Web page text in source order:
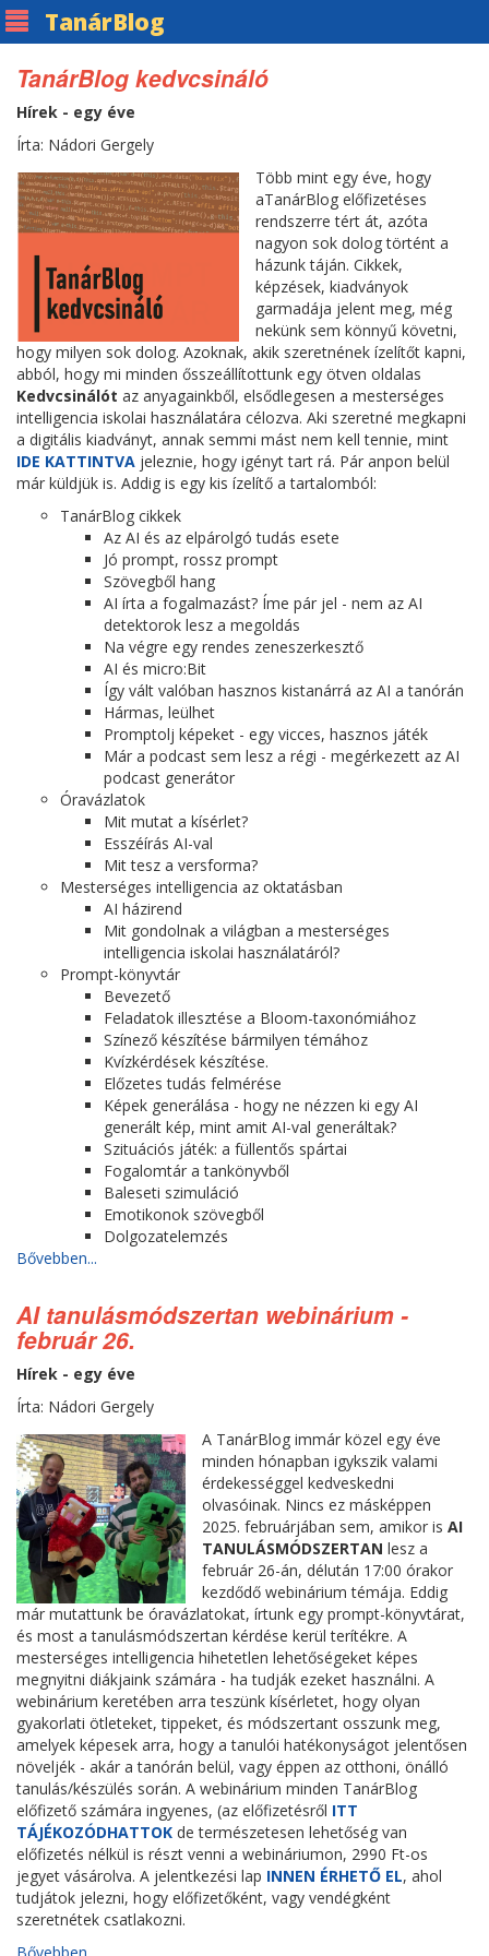
TanárBlog
TanárBlog kedvcsináló
Hírek - egy éve
Írta: Nádori Gergely
Több mint egy éve, hogy
aTanárBlog előfizetéses
rendszerre tért át, azóta
nagyon sok dolog történt a
házunk táján. Cikkek,
képzések, kiadványok
garmadája jelent meg, még
nekünk sem könnyű követni,
hogy milyen sok dolog. Azoknak, akik szeretnének ízelítőt kapni,
abból, hogy mi minden ősszeállítottunk egy ötven oldalas
Kedvcsinálót az anyagainkből, elsődlegesen a mesterséges
intelligencia iskolai használatára célozva. Aki szeretné megkapni
a digitális kiadványt, annak semmi mást nem kell tennie, mint
IDE KATTINTVA jeleznie, hogy igényt tart rá. Pár anpon belül
már küldjük is. Addig is egy kis ízelítő a tartalomból:
TanárBlog cikkek
Az AI és az elpárolgó tudás esete
Jó prompt, rossz prompt
Szövegből hang
AI írta a fogalmazást? Íme pár jel - nem az AI
detektorok lesz a megoldás
Na végre egy rendes zeneszerkesztő
AI és micro:Bit
Így vált valóban hasznos kistanárrá az AI a tanórán
Hármas, leülhet
Promptolj képeket - egy vicces, hasznos játék
Már a podcast sem lesz a régi - megérkezett az AI
podcast generátor
Óravázlatok
Mit mutat a kísérlet?
Esszéírás AI-val
Mit tesz a versforma?
Mesterséges intelligencia az oktatásban
AI házirend
Mit gondolnak a világban a mesterséges
intelligencia iskolai használatáról?
Prompt-könyvtár
Bevezető
Feladatok illesztése a Bloom-taxonómiához
Színező készítése bármilyen témához
Kvízkérdések készítése.
Előzetes tudás felmérése
Képek generálása - hogy ne nézzen ki egy AI
generált kép, mint amit AI-val generáltak?
Szituációs játék: a füllentős spártai
Fogalomtár a tankönyvből
Baleseti szimuláció
Emotikonok szövegből
Dolgozatelemzés
Bővebben...
AI tanulásmódszertan webinárium -
február 26.
Hírek - egy éve
Írta: Nádori Gergely
A TanárBlog immár közel egy éve
minden hónapban igykszik valami
érdekességgel kedveskedni
olvasóinak. Nincs ez másképpen
2025. februárjában sem, amikor is AI
TANULÁSMÓDSZERTAN lesz a
február 26-án, délután 17:00 órakor
kezdődő webinárium témája. Eddig
már mutattunk be óravázlatokat, írtunk egy prompt-könyvtárat,
és most a tanulásmódszertan kérdése kerül terítékre. A
mesterséges intelligencia hihetetlen lehetőségeket képes
megnyitni diákjaink számára - ha tudják ezeket használni. A
webinárium keretében arra teszünk kísérletet, hogy olyan
gyakorlati ötleteket, tippeket, és módszertant osszunk meg,
amelyek képesek arra, hogy a tanulói hatékonyságot jelentősen
növeljék - akár a tanórán belül, vagy éppen az otthoni, önálló
tanulás/készülés során. A webinárium minden TanárBlog
előfizető számára ingyenes, (az előfizetésről ITT
TÁJÉKOZÓDHATTOK de természetesen lehetőség van
előfizetés nélkül is részt venni a webináriumon, 2990 Ft-os
jegyet vásárolva. A jelentkezési lap INNEN ÉRHETŐ EL, ahol
tudjátok jelezni, hogy előfizetőként, vagy vendégként
szeretnétek csatlakozni.